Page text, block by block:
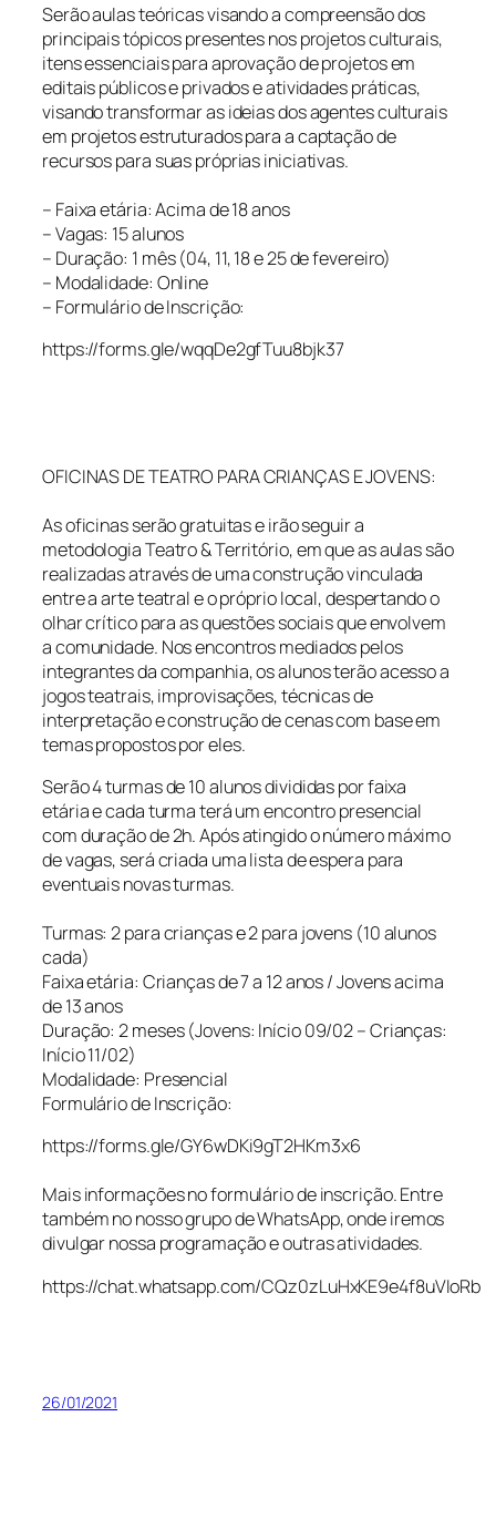
Serão aulas teóricas visando a compreensão dos
principais tópicos presentes nos projetos culturais,
itens essenciais para aprovação de projetos em
editais públicos e privados e atividades práticas,
visando transformar as ideias dos agentes culturais
em projetos estruturados para a captação de
recursos para suas próprias iniciativas.
– Faixa etária: Acima de 18 anos
– Vagas: 15 alunos
– Duração: 1 mês (04, 11, 18 e 25 de fevereiro)
– Modalidade: Online
– Formulário de Inscrição:
https://forms.gle/wqqDe2gfTuu8bjk37
OFICINAS DE TEATRO PARA CRIANÇAS E JOVENS:
As oficinas serão gratuitas e irão seguir a
metodologia Teatro & Território, em que as aulas são
realizadas através de uma construção vinculada
entre a arte teatral e o próprio local, despertando o
olhar crítico para as questões sociais que envolvem
a comunidade. Nos encontros mediados pelos
integrantes da companhia, os alunos terão acesso a
jogos teatrais, improvisações, técnicas de
interpretação e construção de cenas com base em
temas propostos por eles.
Serão 4 turmas de 10 alunos divididas por faixa
etária e cada turma terá um encontro presencial
com duração de 2h. Após atingido o número máximo
de vagas, será criada uma lista de espera para
eventuais novas turmas.
Turmas: 2 para crianças e 2 para jovens (10 alunos
cada)
Faixa etária: Crianças de 7 a 12 anos / Jovens acima
de 13 anos
Duração: 2 meses (Jovens: Início 09/02 – Crianças:
Início 11/02)
Modalidade: Presencial
Formulário de Inscrição:
https://forms.gle/GY6wDKi9gT2HKm3x6
Mais informações no formulário de inscrição. Entre
também no nosso grupo de WhatsApp, onde iremos
divulgar nossa programação e outras atividades.
https://chat.whatsapp.com/CQz0zLuHxKE9e4f8uVIoRb
26/01/2021